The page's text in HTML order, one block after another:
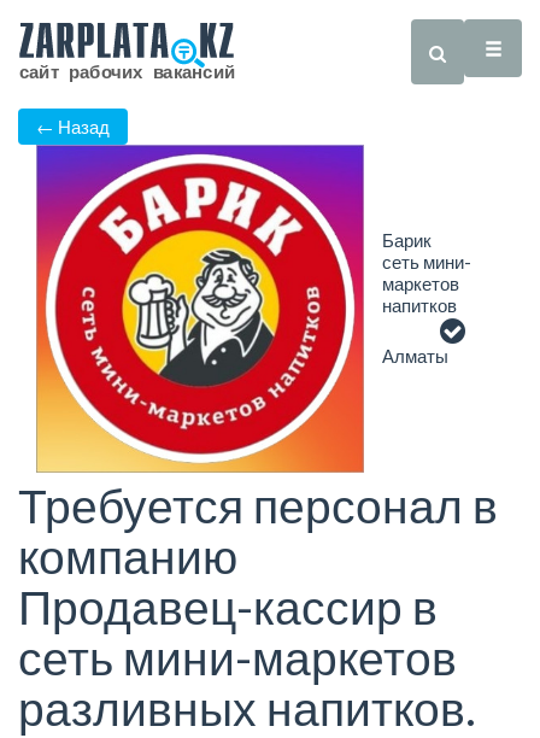
← Назад
Барик
сеть мини-
маркетов
напитков
Алматы
Требуется персонал в
компанию
Продавец-кассир в
сеть мини-маркетов
разливных напитков.